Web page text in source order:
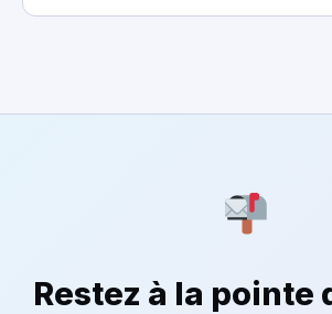
Restez à la pointe